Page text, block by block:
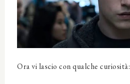
Ora vi lascio con qualche curiosità: